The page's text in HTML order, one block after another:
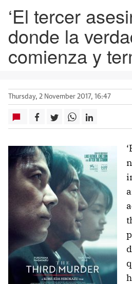
‘El tercer
donde la
comienza y
Thursday, 2 November 2017, 16:47